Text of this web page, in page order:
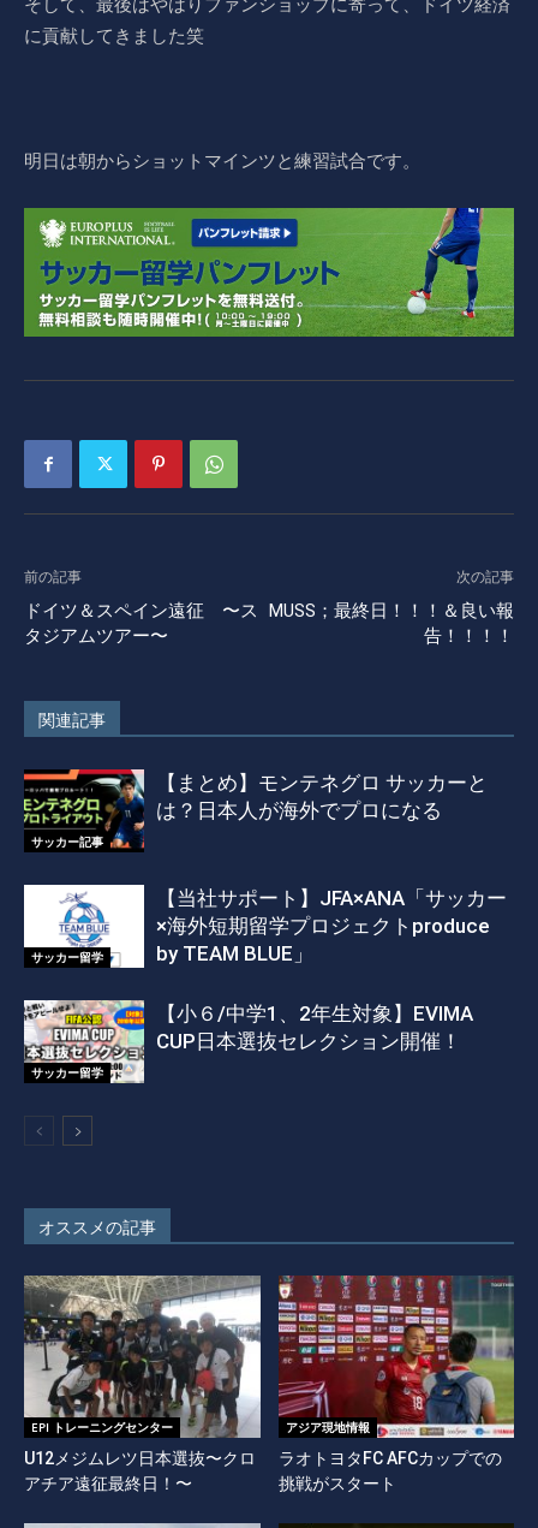
に貢献してきました笑
明日は朝からショットマインツと練習試合です。
前の記事
ドイツ＆スペイン遠征 〜ス
タジアムツアー〜
次の記事
MUSS；最終日！！！＆良い報
告！！！！
関連記事
サッカー記事
【まとめ】モンテネグロ サッカーと
は？日本人が海外でプロになる
サッカー留学
【当社サポート】JFA×ANA「サッカー
×海外短期留学プロジェクトproduce
by TEAM BLUE」
サッカー留学
【小６/中学1、2年生対象】EVIMA
CUP日本選抜セレクション開催！
オススメの記事
EPI トレーニングセンター
U12メジムレツ日本選抜〜クロ
アチア遠征最終日！〜
アジア現地情報
ラオトヨタFC AFCカップでの
挑戦がスタート